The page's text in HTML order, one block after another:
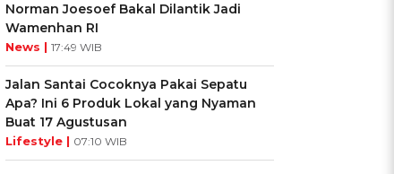
Norman Joesoef Bakal Dilantik Jadi
Wamenhan RI
News | 17:49 WIB
Jalan Santai Cocoknya Pakai Sepatu
Apa? Ini 6 Produk Lokal yang Nyaman
Buat 17 Agustusan
Lifestyle | 07:10 WIB